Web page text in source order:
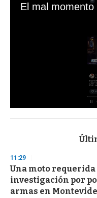
s
d
s
o
f
3
11:29
Una moto
investigación por
armas en